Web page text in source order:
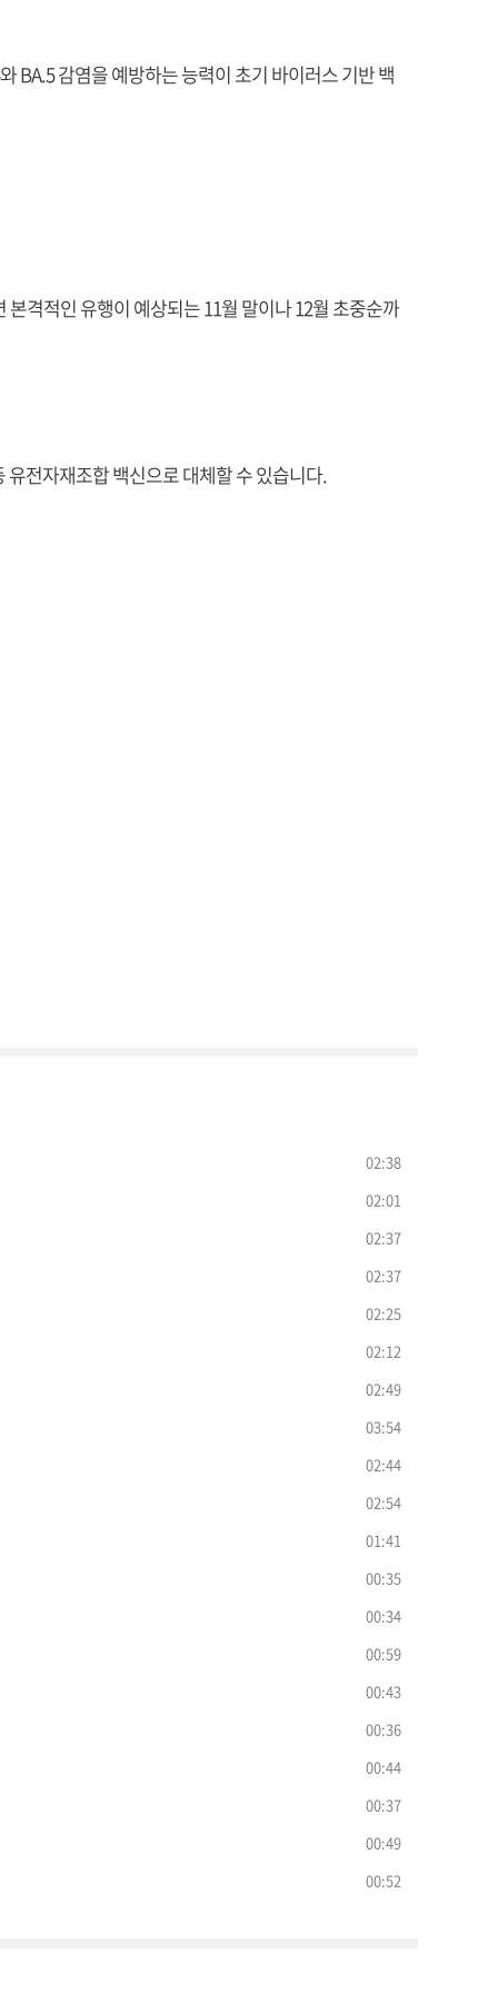
BA.5 감염을 예방하는 능력이 초기 바이러스 기반 백
격적인 유행이 예상되는 11월 말이나 12월 초중순까
전자재조합 백신으로 대체할 수 있습니다.
02:38
02:01
02:37
02:37
02:25
02:12
02:49
03:54
02:44
02:54
01:41
00:35
00:34
00:59
00:43
00:36
00:44
00:37
00:49
00:52